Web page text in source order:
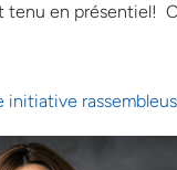
tenu en présentiel!
initiative